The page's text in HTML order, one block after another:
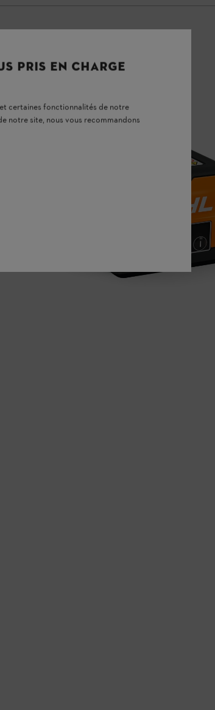
PRIS EN CHARGE
certaines fonctionnalités de notre
notre site, nous vous recommandons